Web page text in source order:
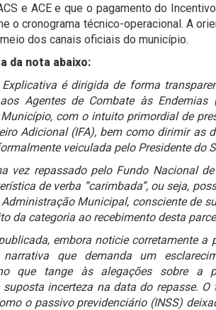
e ACE e que o pagamento do
o cronograma técnico-operacional. A
dos canais oficiais do município.
da nota abaixo:
é dirigida de forma
Agentes de Combate às
com o intuito primordial de
Adicional (IFA), bem como dirimir as
veiculada pelo Presidente do
vez repassado pelo Fundo Nacional
de verba ”carimbada”, ou seja,
Municipal, consciente de
da categoria ao recebimento desta
embora noticie corretamente a
narrativa que demanda um
que tange às alegações sobre a
suposta incerteza na data do repasse.
o passivo previdenciário (INSS)